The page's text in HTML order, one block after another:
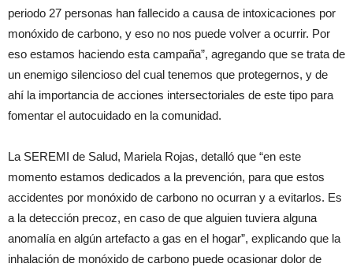
periodo 27 personas han fallecido a causa de intoxicaciones por
monóxido de carbono, y eso no nos puede volver a ocurrir. Por
eso estamos haciendo esta campaña”, agregando que se trata de
un enemigo silencioso del cual tenemos que protegernos, y de
ahí la importancia de acciones intersectoriales de este tipo para
fomentar el autocuidado en la comunidad.
La SEREMI de Salud, Mariela Rojas, detalló que “en este
momento estamos dedicados a la prevención, para que estos
accidentes por monóxido de carbono no ocurran y a evitarlos. Es
a la detección precoz, en caso de que alguien tuviera alguna
anomalía en algún artefacto a gas en el hogar”, explicando que la
inhalación de monóxido de carbono puede ocasionar dolor de